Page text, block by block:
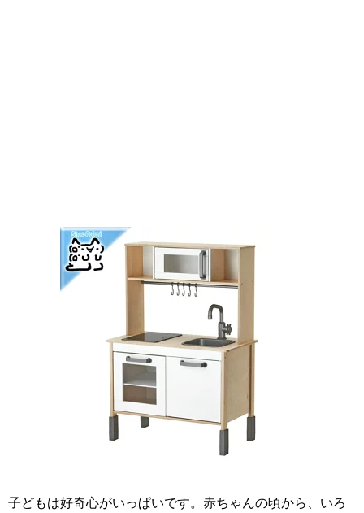
子どもは好奇心がいっぱいです。赤ちゃんの頃から、いろ